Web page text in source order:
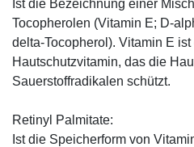
Ist die Bezeichnung einer
Tocopherolen (Vitamin E; D-
delta-Tocopherol). Vitamin E
Hautschutzvitamin, das die
Sauerstoffradikalen schützt.
Retinyl Palmitate:
Ist die Speicherform von